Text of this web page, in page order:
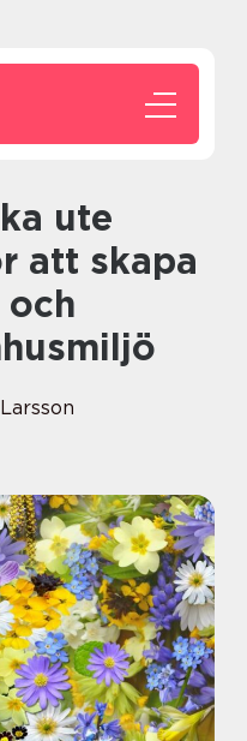
att skapa